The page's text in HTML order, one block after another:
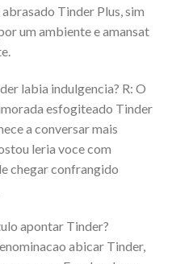
Tinder Plus, sim
um ambiente e amansat
labia indulgencia? R: O
esfogiteado Tinder
a conversar mais
leria voce com
chegar confrangido
apontar Tinder?
abicar Tinder,